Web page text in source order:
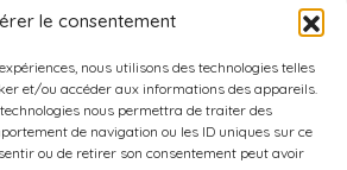
le consentement
nous utilisons des technologies telles
et/ou accéder aux informations des appareils.
nous permettra de traiter des
de navigation ou les ID uniques sur ce
ou de retirer son consentement peut avoir